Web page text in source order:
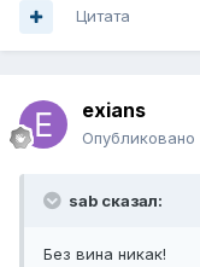
Цитата
exians
Опубликовано
sab сказал:
Без вина никак!